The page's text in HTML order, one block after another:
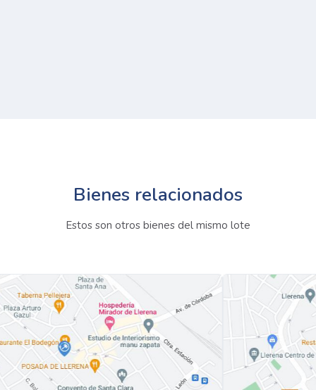
Bienes relacionados
Estos son otros bienes del mismo lote